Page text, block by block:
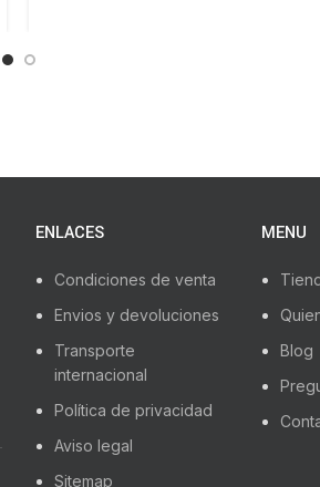
ENLACES
Condiciones de venta
Envios y devoluciones
Transporte
internacional
Política de privacidad
Aviso legal
Sitemap
MENU
Blog